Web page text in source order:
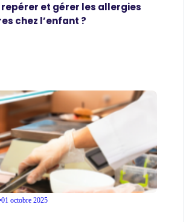
et gérer les allergies
chez l’enfant ?
01 octobre 2025